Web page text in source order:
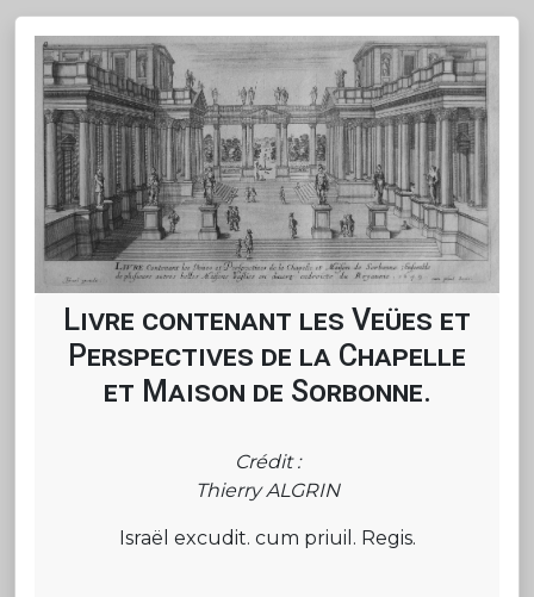
Livre contenant les Veües et
Perspectives de la Chapelle
et Maison de Sorbonne.
Crédit :
Thierry ALGRIN
Israël excudit. cum priuil. Regis.